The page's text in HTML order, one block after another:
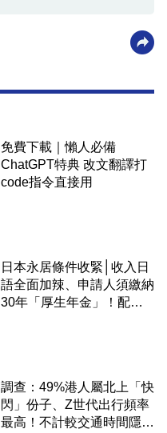
免費下載｜懶人必備
ChatGPT特典 改文翻譯打
code指令直接用
日本永居條件收緊│收入日
語全面加辣、申請人須繳納
30年「厚生年金」！配偶
調查：49%港人屬北上「快
閃」份子、Z世代出行頻率
最高！不計較交通時間隱形